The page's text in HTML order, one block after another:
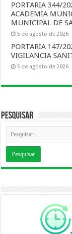
PORTARIA 344/
ACADEMIA
MUNICIPAL DE
5 de agosto de 2026
PORTARIA 147/
VIGILANCIA
5 de agosto de 2026
Pesquisar